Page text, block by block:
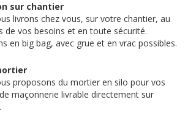
sur chantier
livrons chez vous, sur votre chantier, au
de vos besoins et en toute sécurité.
en big bag, avec grue et en vrac possibles.
proposons du mortier en silo pour vos
maçonnerie livrable directement sur